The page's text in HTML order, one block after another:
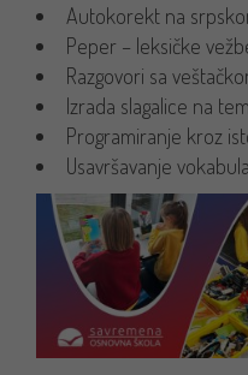
Autokorekt na
Peper – leksičke
Razgovori sa
Izrada slagalice na
Programiranje kroz
Usavršavanje